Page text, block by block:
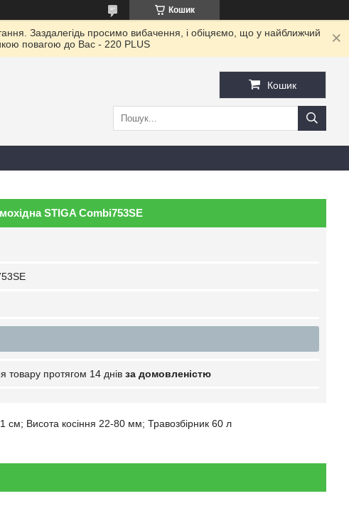
Кошик
Заздалегідь просимо вибачення, і обіцяємо, що у найближчий
повагою до Ваc - 220 PLUS
Кошик
STIGA Combi753SE
товару протягом 14 днів за домовленістю
см; Висота косіння 22-80 мм; Травозбірник 60 л